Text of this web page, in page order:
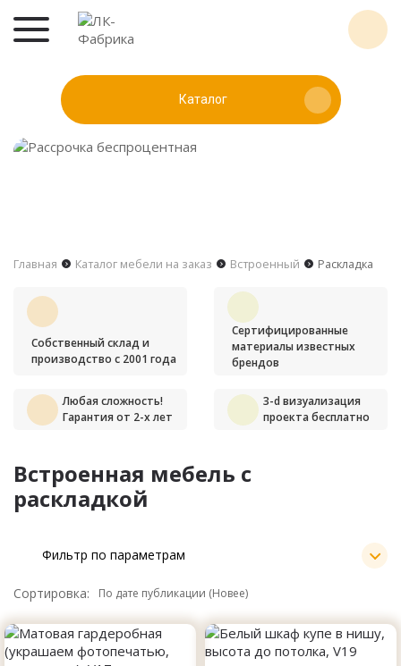
Каталог
Главная Каталог мебели на заказ Встроенный Раскладка
Собственный склад и
производство с 2001 года
Сертифицированные
материалы известных
брендов
Любая сложность!
Гарантия от 2-х лет
3-d визуализация
проекта бесплатно
Встроенная мебель с
раскладкой
Фильтр по параметрам
Сортировка: